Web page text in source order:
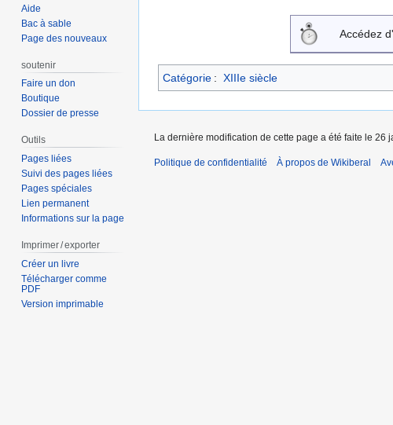
Accédez
Catégorie : XIIIe siècle
Aide
Bac à sable
Page des nouveaux
soutenir
Faire un don
Boutique
Dossier de presse
Outils
Pages liées
Suivi des pages liées
Pages spéciales
Lien permanent
Informations sur la page
Imprimer / exporter
Créer un livre
Télécharger comme
PDF
Version imprimable
La dernière modification de cette page a été faite le 26
Politique de confidentialité À propos de Wikiberal